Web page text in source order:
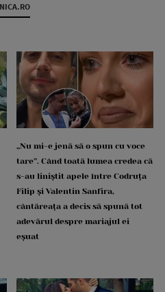
„Nu mi-e jenă să o spun cu voce
tare”. Când toată lumea credea că
s-au liniștit apele între Codruța
Filip și Valentin Sanfira,
cântăreața a decis să spună tot
adevărul despre mariajul ei
eșuat